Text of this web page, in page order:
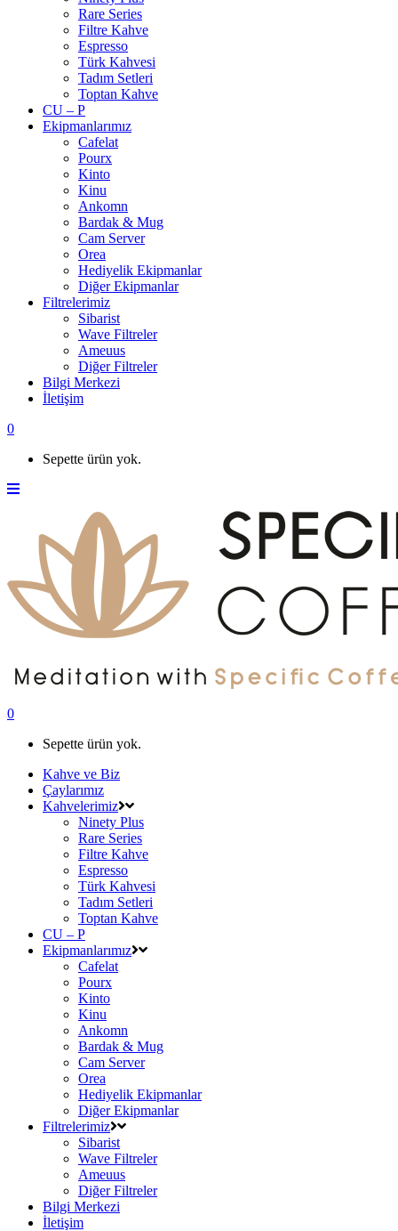
Rare Series
Filtre Kahve
Espresso
Türk Kahvesi
Tadım Setleri
Toptan Kahve
CU – P
Ekipmanlarımız
Cafelat
Pourx
Kinto
Kinu
Ankomn
Bardak & Mug
Cam Server
Orea
Hediyelik Ekipmanlar
Diğer Ekipmanlar
Filtrelerimiz
Sibarist
Wave Filtreler
Ameuus
Diğer Filtreler
Bilgi Merkezi
İletişim
0
Sepette ürün yok.
0
Sepette ürün yok.
Kahve ve Biz
Çaylarımız
Kahvelerimiz
Ninety Plus
Rare Series
Filtre Kahve
Espresso
Türk Kahvesi
Tadım Setleri
Toptan Kahve
CU – P
Ekipmanlarımız
Cafelat
Pourx
Kinto
Kinu
Ankomn
Bardak & Mug
Cam Server
Orea
Hediyelik Ekipmanlar
Diğer Ekipmanlar
Filtrelerimiz
Sibarist
Wave Filtreler
Ameuus
Diğer Filtreler
Bilgi Merkezi
İletişim